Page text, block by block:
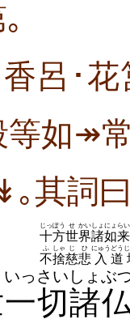
香呂･
等如↠
｡其詞
十方
じっぽう
世
せ
界
かい
諸
しょ
如来
にょらい
不
ふ
捨
しゃ
慈悲
じひ
入
にゅう
道
どう
一切
いっさい
諸
しょぶ